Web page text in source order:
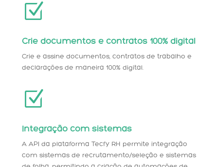
Z
Crie documentos e contratos 100% digital
Crie e assine documentos, contratos de trabalho e
declarações de maneira 100% digital.
Z
Integração com sistemas
A API da plataforma Tecfy RH permite integração
com sistemas de recrutamento/seleção e sistemas